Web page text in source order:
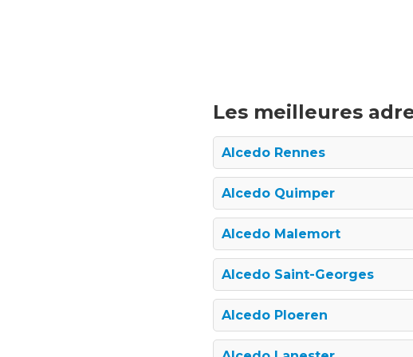
Les meilleures
Alcedo Rennes
Alcedo Quimper
Alcedo Malemort
Alcedo Saint-Georges
Alcedo Ploeren